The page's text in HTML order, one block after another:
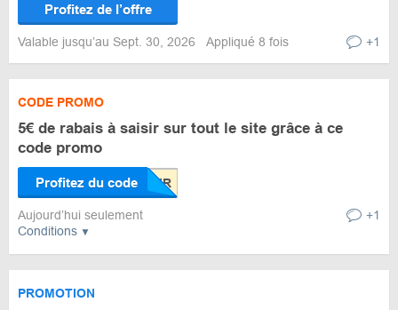
Profitez de l’offre
Valable jusqu’au Sept. 30, 2026 Appliqué 8 fois +1
Conditions
CODE PROMO
5€ de rabais à saisir sur tout le site grâce à ce
code promo
Profitez du code
Aujourd’hui seulement +1
PROMOTION